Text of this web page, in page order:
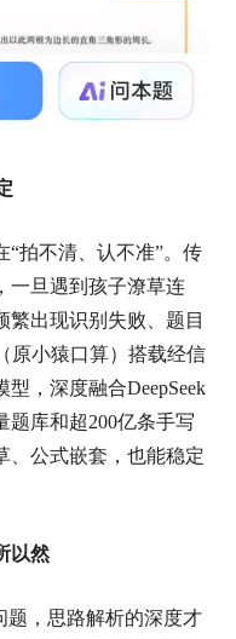
“拍不清、认不准”。传
一旦遇到孩子潦草连
繁出现识别失败、题目
原小猿口算）搭载经信
，深度融合DeepSeek
题库和超200亿条手写
、公式嵌套，也能稳定
以然
题，思路解析的深度才